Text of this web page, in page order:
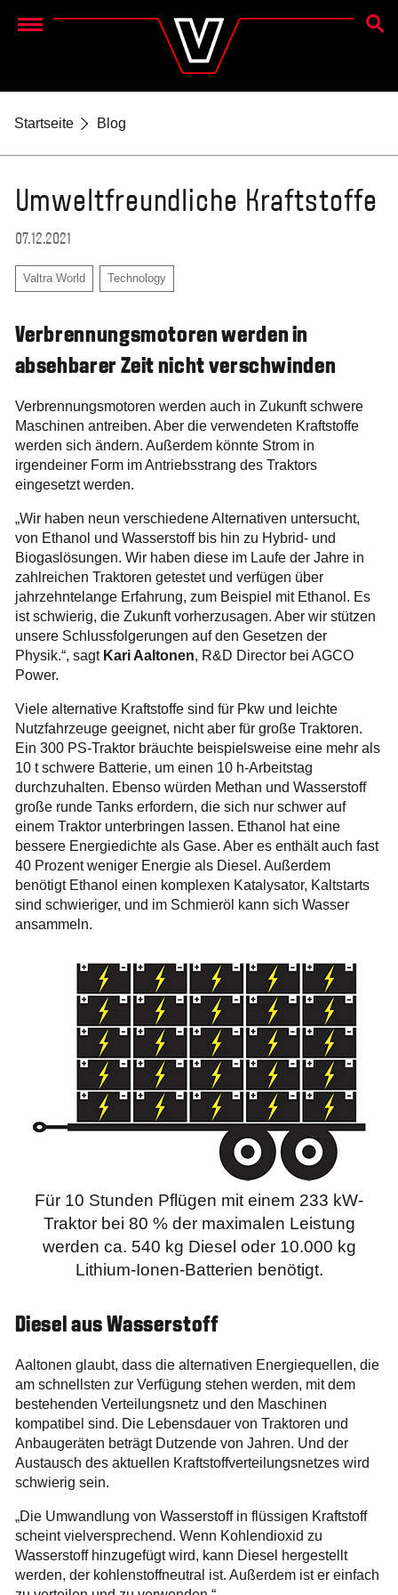
Menu
Startseite Blog
Umweltfreundliche Kraftstoffe
07.12.2021
Valtra World Technology
Verbrennungsmotoren werden in
absehbarer Zeit nicht verschwinden
Verbrennungsmotoren werden auch in Zukunft schwere
Maschinen antreiben. Aber die verwendeten Kraftstoffe
werden sich ändern. Außerdem könnte Strom in
irgendeiner Form im Antriebsstrang des Traktors
eingesetzt werden.
„Wir haben neun verschiedene Alternativen untersucht,
von Ethanol und Wasserstoff bis hin zu Hybrid- und
Biogaslösungen. Wir haben diese im Laufe der Jahre in
zahlreichen Traktoren getestet und verfügen über
jahrzehntelange Erfahrung, zum Beispiel mit Ethanol. Es
ist schwierig, die Zukunft vorherzusagen. Aber wir stützen
unsere Schlussfolgerungen auf den Gesetzen der
Physik.“, sagt Kari Aaltonen, R&D Director bei AGCO
Power.
Viele alternative Kraftstoffe sind für Pkw und leichte
Nutzfahrzeuge geeignet, nicht aber für große Traktoren.
Ein 300 PS-Traktor bräuchte beispielsweise eine mehr als
10 t schwere Batterie, um einen 10 h-Arbeitstag
durchzuhalten. Ebenso würden Methan und Wasserstoff
große runde Tanks erfordern, die sich nur schwer auf
einem Traktor unterbringen lassen. Ethanol hat eine
bessere Energiedichte als Gase. Aber es enthält auch fast
40 Prozent weniger Energie als Diesel. Außerdem
benötigt Ethanol einen komplexen Katalysator, Kaltstarts
sind schwieriger, und im Schmieröl kann sich Wasser
ansammeln.
Für 10 Stunden Pflügen mit einem 233 kW-
Traktor bei 80 % der maximalen Leistung
werden ca. 540 kg Diesel oder 10.000 kg
Lithium-Ionen-Batterien benötigt.
Diesel aus Wasserstoff
Aaltonen glaubt, dass die alternativen Energiequellen, die
am schnellsten zur Verfügung stehen werden, mit dem
bestehenden Verteilungsnetz und den Maschinen
kompatibel sind. Die Lebensdauer von Traktoren und
Anbaugeräten beträgt Dutzende von Jahren. Und der
Austausch des aktuellen Kraftstoffverteilungsnetzes wird
schwierig sein.
„Die Umwandlung von Wasserstoff in flüssigen Kraftstoff
scheint vielversprechend. Wenn Kohlendioxid zu
Wasserstoff hinzugefügt wird, kann Diesel hergestellt
werden, der kohlenstoffneutral ist. Außerdem ist er einfach